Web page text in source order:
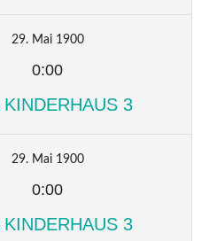
29. Mai 1900
0:00
3
29. Mai 1900
0:00
3